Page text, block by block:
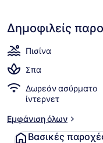
προσωπικό.
Δημοφιλείς
Πισίνα
Σπα
Δωρεάν ασύρματο
ίντερνετ
Εμφάνιση όλων
Βασικές